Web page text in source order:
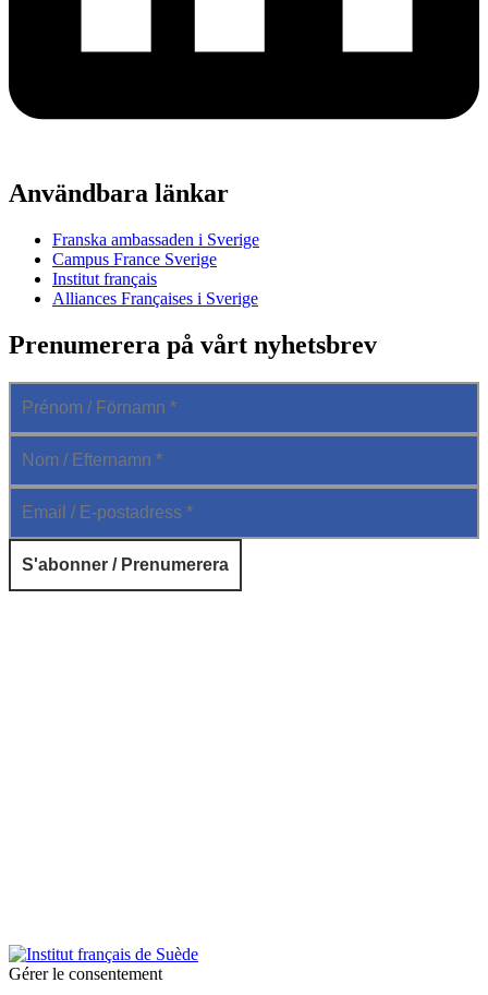
Användbara länkar
Franska ambassaden i Sverige
Campus France Sverige
Institut français
Alliances Françaises i Sverige
Prenumerera på vårt nyhetsbrev
Gérer le consentement